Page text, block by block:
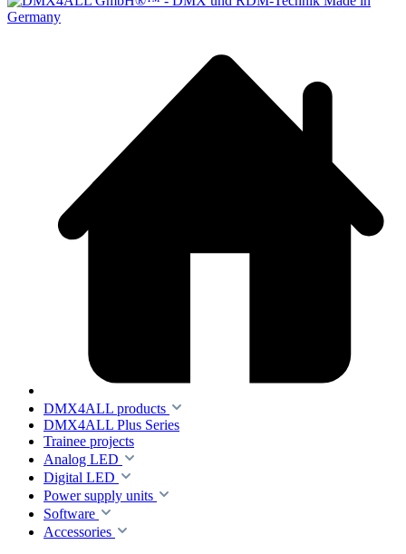
DMX4ALL products
DMX4ALL Plus Series
Trainee projects
Analog LED
Digital LED
Power supply units
Software
Accessories